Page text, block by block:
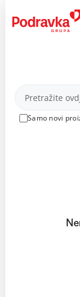
content
Samo novi